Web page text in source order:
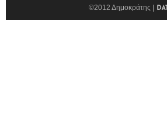
©2012 Δημοκράτης |